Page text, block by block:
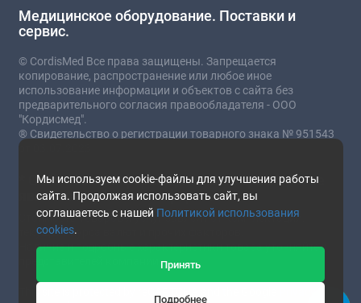
Мы используем cookie-файлы для улучшения работы
сайта. Продолжая использовать сайт, вы
соглашаетесь с нашей Политикой использования
cookies.
Принять
Подробнее
Медицинское оборудование. Поставки и
сервис.
© CordisMed Все права защищены. Запрещается
копирование, распространение или любое иное
использование информации и объектов с сайта без
предварительного согласия правообладателя - ООО
"Кордисмед".
® Свидетельство о регистрации товарного знака № 951543
от 03.07.2023
* Сайт носит информационный характер и не
является публичной офертой.
Стоимость товаров и услуг зависит от комплектации,
текущего курса валют и прочих факторов.
Наличие и подробные характеристики товара уточняйте у
представителей компании.
This site is protected by reCAPTCHA and the Google